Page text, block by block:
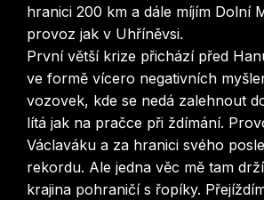
hranici 200 km a dále míjím Dolní
provoz jak v Uhříněvsi.
První větší krize přichází před
ve formě vícero negativních
vozovek, kde se nedá zalehnout
lítá jak na pračce při ždímání.
Václaváku a za hranici svého
rekordu. Ale jedna věc mě tam
krajina pohraničí s řopíky.